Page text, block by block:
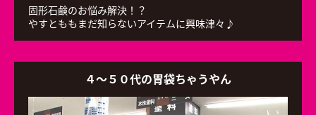
固形石鹸のお悩み解決！？
やすとももまだ知らないアイテムに興味津々♪
４～５０代の胃袋ちゃうやん